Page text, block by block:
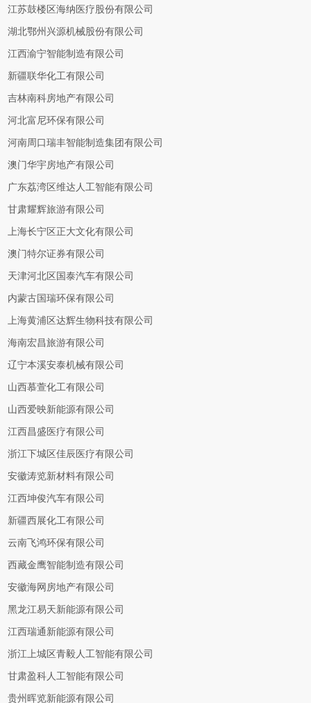
江苏鼓楼区海纳医疗股份有限公司
湖北鄂州兴源机械股份有限公司
江西渝宁智能制造有限公司
新疆联华化工有限公司
吉林南科房地产有限公司
河北富尼环保有限公司
河南周口瑞丰智能制造集团有限公司
澳门华宇房地产有限公司
广东荔湾区维达人工智能有限公司
甘肃耀辉旅游有限公司
上海长宁区正大文化有限公司
澳门特尔证券有限公司
天津河北区国泰汽车有限公司
内蒙古国瑞环保有限公司
上海黄浦区达辉生物科技有限公司
海南宏昌旅游有限公司
辽宁本溪安泰机械有限公司
山西慕萱化工有限公司
山西爱映新能源有限公司
江西昌盛医疗有限公司
浙江下城区佳辰医疗有限公司
安徽涛览新材料有限公司
江西坤俊汽车有限公司
新疆西展化工有限公司
云南飞鸿环保有限公司
西藏金鹰智能制造有限公司
安徽海网房地产有限公司
黑龙江易天新能源有限公司
江西瑞通新能源有限公司
浙江上城区青毅人工智能有限公司
甘肃盈科人工智能有限公司
贵州晖览新能源有限公司